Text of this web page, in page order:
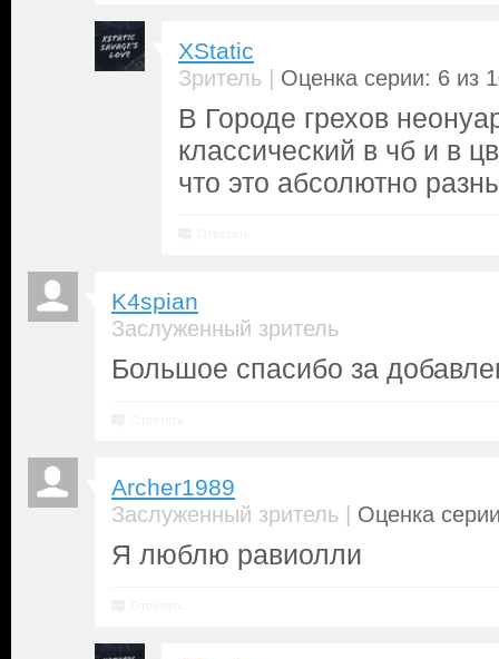
XStatic
Зритель | Оценка серии: 6 из
В Городе грехов
классический в чб и в
что это абсолютно
K4spian
Заслуженный зритель
Большое спасибо за
Archer1989
Заслуженный зритель | Оценка
Я люблю равиолли